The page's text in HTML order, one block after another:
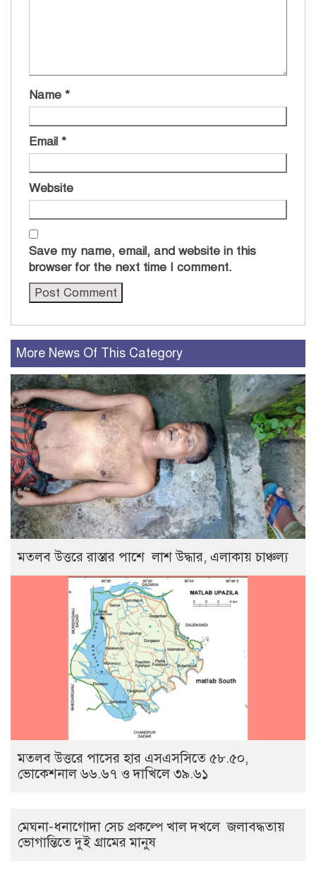
Name *
Email *
Website
Save my name, email, and website in this
browser for the next time I comment.
More News Of This Category
মতলব উত্তরে রাস্তার পাশে লাশ উদ্ধার, এলাকায় চাঞ্চল্য
মতলব উত্তরে পাসের হার এসএসসিতে ৫৮.৫০,
ভোকেশনাল ৬৬.৬৭ ও দাখিলে ৩৯.৬১
মেঘনা-ধনাগোদা সেচ প্রকল্পে খাল দখলে জলাবদ্ধতায়
ভোগান্তিতে দুই গ্রামের মানুষ